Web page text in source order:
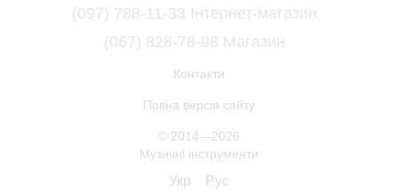
(097) 788-11-33 Інтернет-магазин
(067) 828-78-98 Магазин
Контакти
Повна версія сайту
© 2014—2026
Музичні інструменти
Укр Рус